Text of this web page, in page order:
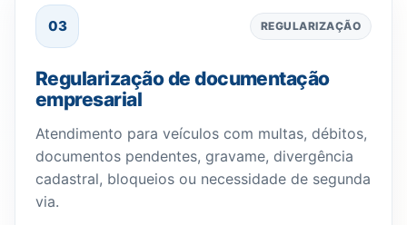
03 REGULARIZAÇÃO
Regularização de documentação
empresarial
Atendimento para veículos com multas, débitos,
documentos pendentes, gravame, divergência
cadastral, bloqueios ou necessidade de segunda
via.